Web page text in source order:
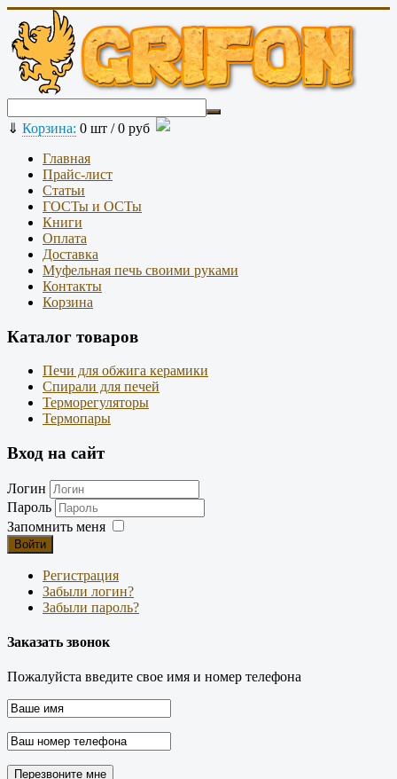
⇓ Корзина: 0 шт /0 руб
Главная
Прайс-лист
Статьи
ГОСТы и ОСТы
Книги
Оплата
Доставка
Муфельная печь своими руками
Контакты
Корзина
Каталог товаров
Печи для обжига керамики
Спирали для печей
Терморегуляторы
Термопары
Вход на сайт
Логин
Пароль
Запомнить меня
Войти
Регистрация
Забыли логин?
Забыли пароль?
Заказать звонок
Пожалуйста введите свое имя и номер телефона